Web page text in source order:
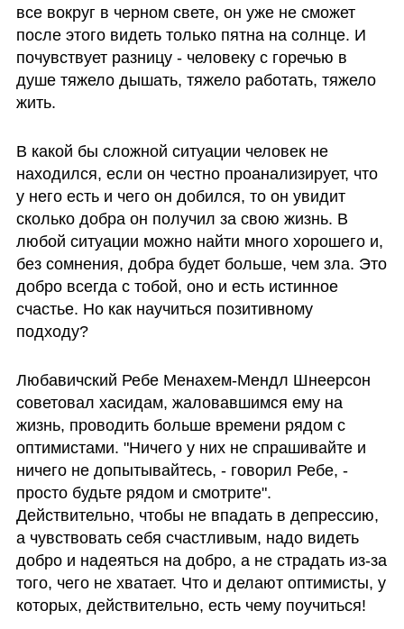
все вокруг в черном свете, он уже не сможет
после этого видеть только пятна на солнце. И
почувствует разницу - человеку с горечью в
душе тяжело дышать, тяжело работать, тяжело
жить.
В какой бы сложной ситуации человек не
находился, если он честно проанализирует, что
у него есть и чего он добился, то он увидит
сколько добра он получил за свою жизнь. В
любой ситуации можно найти много хорошего и,
без сомнения, добра будет больше, чем зла. Это
добро всегда с тобой, оно и есть истинное
счастье. Но как научиться позитивному
подходу?
Любавичский Ребе Менахем-Мендл Шнеерсон
советовал хасидам, жаловавшимся ему на
жизнь, проводить больше времени рядом с
оптимистами. "Ничего у них не спрашивайте и
ничего не допытывайтесь, - говорил Ребе, -
просто будьте рядом и смотрите".
Действительно, чтобы не впадать в депрессию,
а чувствовать себя счастливым, надо видеть
добро и надеяться на добро, а не страдать из-за
того, чего не хватает. Что и делают оптимисты, у
которых, действительно, есть чему поучиться!